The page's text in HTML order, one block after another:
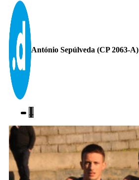
António Sepúlveda (CP 2063-A)